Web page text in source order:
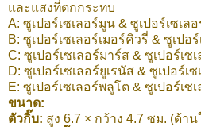
และแสงที่ตกกระทบ
A: ซูเปอร์เซเลอร์มูน & ซูเปอร์เซเล
B: ซูเปอร์เซเลอร์เมอร์คิวรี่ & ซูเปอ
C: ซูเปอร์เซเลอร์มาร์ส & ซูเปอร์เซ
D: ซูเปอร์เซเลอร์ยูเรนัส & ซูเปอร์เ
E: ซูเปอร์เซเลอร์พลูโต & ซูเปอร์เซ
ขนาด:
ตัวกิ๊บ: สูง 6.7 × กว้าง 4.7 ซม. (ด้าน